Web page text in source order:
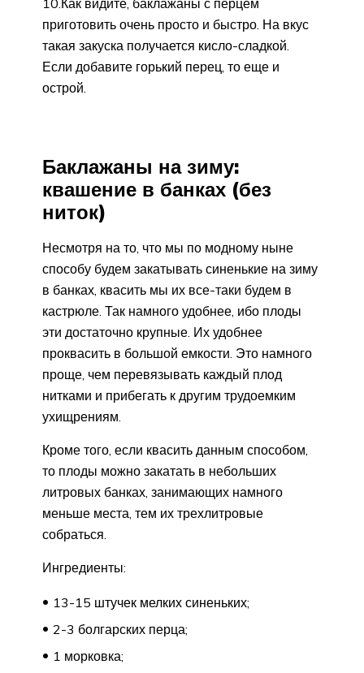
10.Как видите, баклажаны с перцем
приготовить очень просто и быстро. На вкус
такая закуска получается кисло-сладкой.
Если добавите горький перец, то еще и
острой.
Баклажаны на зиму:
квашение в банках (без
ниток)
Несмотря на то, что мы по модному ныне
способу будем закатывать синенькие на зиму
в банках, квасить мы их все-таки будем в
кастрюле. Так намного удобнее, ибо плоды
эти достаточно крупные. Их удобнее
проквасить в большой емкости. Это намного
проще, чем перевязывать каждый плод
нитками и прибегать к другим трудоемким
ухищрениям.
Кроме того, если квасить данным способом,
то плоды можно закатать в небольших
литровых банках, занимающих намного
меньше места, тем их трехлитровые
собраться.
Ингредиенты:
13-15 штучек мелких синеньких;
2-3 болгарских перца;
1 морковка;